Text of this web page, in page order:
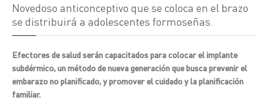
Novedoso anticonceptivo que se coloca en el brazo
se distribuirá a adolescentes formoseñas.
Efectores de salud serán capacitados para colocar el implante
subdérmico, un método de nueva generación que busca prevenir el
embarazo no planificado, y promover el cuidado y la planificación
familiar.